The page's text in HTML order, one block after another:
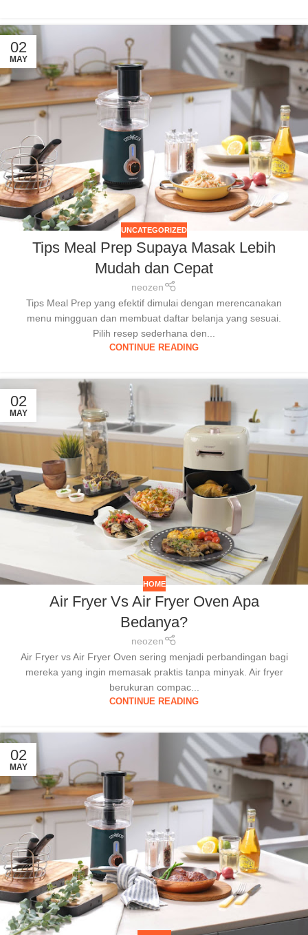
02
MAY
UNCATEGORIZED
Tips Meal Prep Supaya Masak Lebih
Mudah dan Cepat
neozen
Tips Meal Prep yang efektif dimulai dengan merencanakan
menu mingguan dan membuat daftar belanja yang sesuai.
Pilih resep sederhana den...
CONTINUE READING
02
MAY
HOME
Air Fryer Vs Air Fryer Oven Apa
Bedanya?
neozen
Air Fryer vs Air Fryer Oven sering menjadi perbandingan bagi
mereka yang ingin memasak praktis tanpa minyak. Air fryer
berukuran compac...
CONTINUE READING
02
MAY